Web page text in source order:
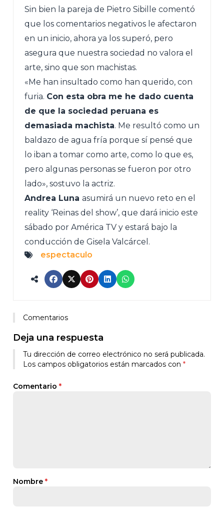
Sin bien la pareja de Pietro Sibille comentó
que los comentarios negativos le afectaron
en un inicio, ahora ya los superó, pero
asegura que nuestra sociedad no valora el
arte, sino que son machistas.
«Me han insultado como han querido, con
furia. Con esta obra me he dado cuenta
de que la sociedad peruana es
demasiada machista. Me resultó como un
baldazo de agua fría porque sí pensé que
lo iban a tomar como arte, como lo que es,
pero algunas personas se fueron por otro
lado», sostuvo la actriz.
Andrea Luna asumirá un nuevo reto en el
reality ‘Reinas del show’, que dará inicio este
sábado por América TV y estará bajo la
conducción de Gisela Valcárcel.
espectaculo
Comentarios
Deja una respuesta
Tu dirección de correo electrónico no será publicada.
Los campos obligatorios están marcados con *
Comentario *
Nombre *